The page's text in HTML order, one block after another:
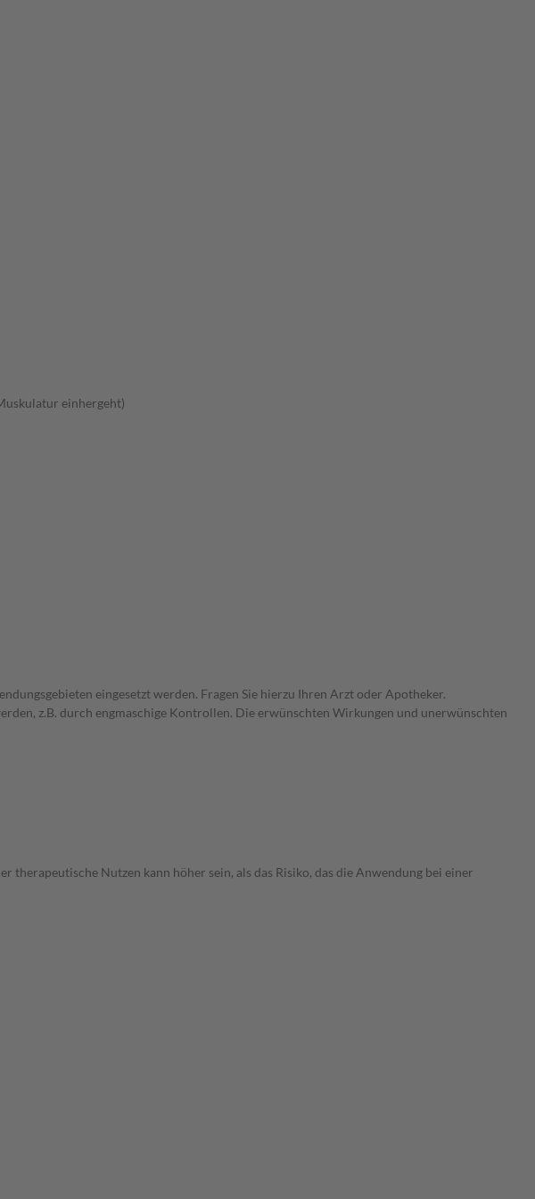
einhergeht)
eingesetzt werden. Fragen Sie hierzu Ihren Arzt oder Apotheker.
z.B. durch engmaschige Kontrollen. Die erwünschten Wirkungen und unerwünschten
Nutzen kann höher sein, als das Risiko, das die Anwendung bei einer